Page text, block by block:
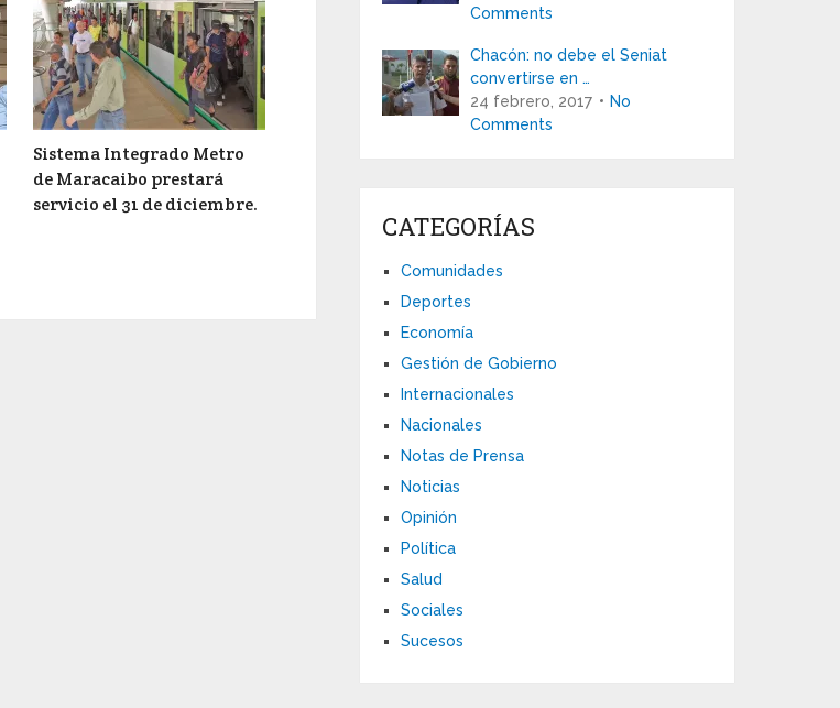
Sistema Integrado Metro
de Maracaibo prestará
servicio el 31 de diciembre.
Comments
Chacón: no debe el Seniat
convertirse en …
24 febrero, 2017
No
Comments
CATEGORÍAS
Comunidades
Deportes
Economía
Gestión de Gobierno
Internacionales
Nacionales
Notas de Prensa
Noticias
Opinión
Política
Salud
Sociales
Sucesos